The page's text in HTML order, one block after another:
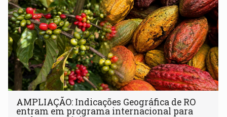
AMPLIAÇÃO: Indicações Geográfica de RO
entram em programa internacional para